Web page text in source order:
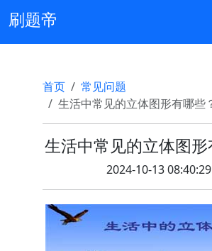
刷题帝
首页
常见问题
生活中常见的立体图形有哪些
生活中常见的立体图形
2024-10-13 08:40:29